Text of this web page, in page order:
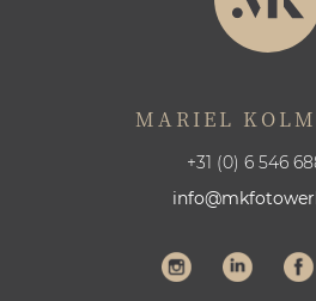
MARIEL
+31 (0) 6 546